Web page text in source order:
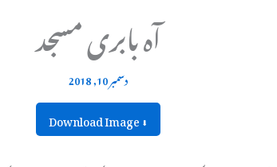
آہ بابری مسجد
دسمبر 10, 2018
⬇ Download Image